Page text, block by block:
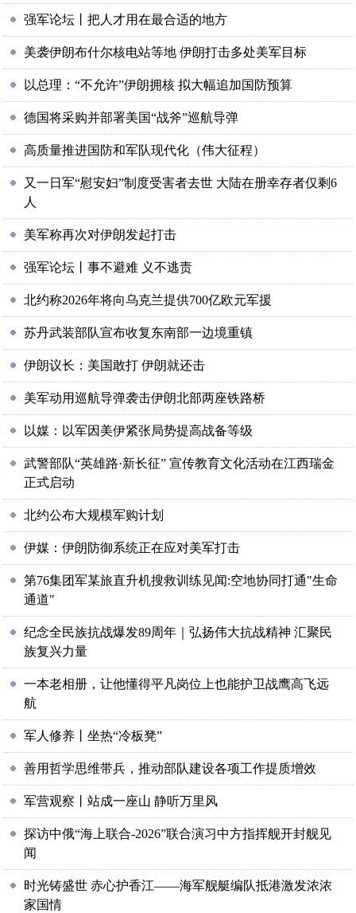
强军论坛丨把人才用在最合适的地方
美袭伊朗布什尔核电站等地 伊朗打击多处美军目标
以总理：“不允许”伊朗拥核 拟大幅追加国防预算
德国将采购并部署美国“战斧”巡航导弹
高质量推进国防和军队现代化（伟大征程）
又一日军“慰安妇”制度受害者去世 大陆在册幸存者仅剩6
人
美军称再次对伊朗发起打击
强军论坛丨事不避难 义不逃责
北约称2026年将向乌克兰提供700亿欧元军援
苏丹武装部队宣布收复东南部一边境重镇
伊朗议长：美国敢打 伊朗就还击
美军动用巡航导弹袭击伊朗北部两座铁路桥
以媒：以军因美伊紧张局势提高战备等级
武警部队“英雄路·新长征” 宣传教育文化活动在江西瑞金
正式启动
北约公布大规模军购计划
伊媒：伊朗防御系统正在应对美军打击
第76集团军某旅直升机搜救训练见闻:空地协同打通"生命
通道"
纪念全民族抗战爆发89周年｜弘扬伟大抗战精神 汇聚民
族复兴力量
一本老相册，让他懂得平凡岗位上也能护卫战鹰高飞远
航
军人修养丨坐热“冷板凳”
善用哲学思维带兵，推动部队建设各项工作提质增效
军营观察丨站成一座山 静听万里风
探访中俄“海上联合-2026”联合演习中方指挥舰开封舰见
闻
时光铸盛世 赤心护香江——海军舰艇编队抵港激发浓浓
家国情